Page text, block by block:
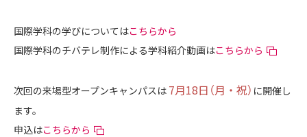
国際学科の学びについてはこちらから
国際学科のチバテレ制作による学科紹介動画はこちらから
次回の来場型オープンキャンパスは 7月18日（月・祝） に開催し
ます。
申込はこちらから